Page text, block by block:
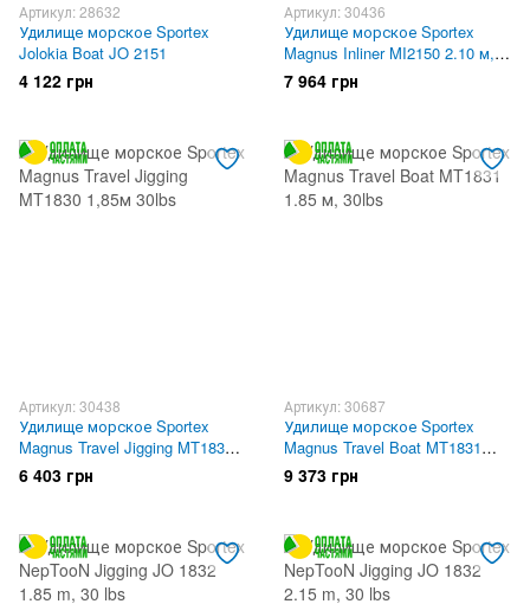
Артикул: 28632
Удилище морское Sportex
Jolokia Boat JO 2151
4 122 грн
Артикул: 30436
Удилище морское Sportex
Magnus Inliner MI2150 2.10 м,
50lbs
7 964 грн
Артикул: 30438
Удилище морское Sportex
Magnus Travel Jigging MT1830
1,85м 30lbs
6 403 грн
Артикул: 30687
Удилище морское Sportex
Magnus Travel Boat MT1831
1.85 м, 30lbs
9 373 грн